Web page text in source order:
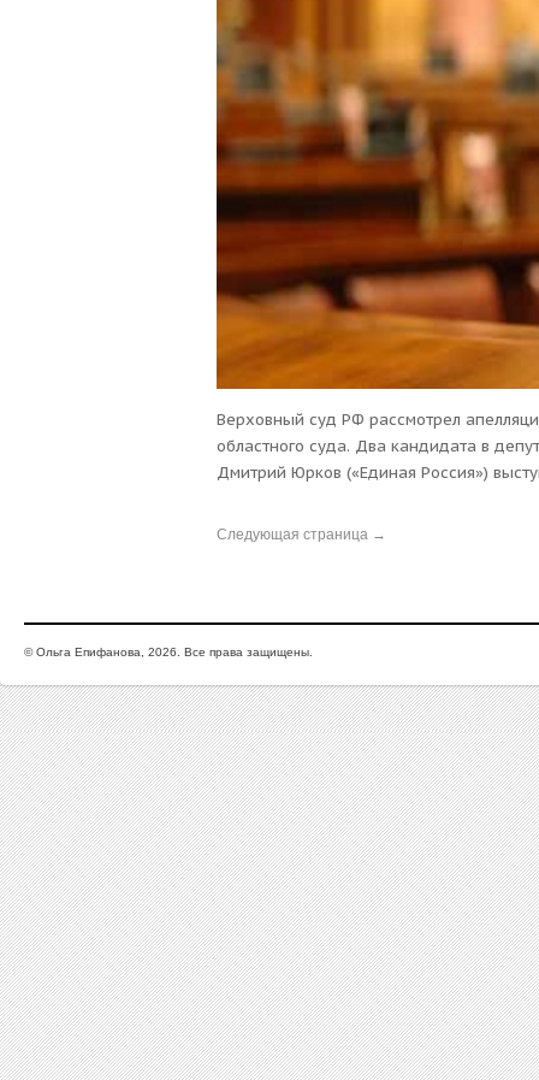
Верховный суд РФ рассмотрел
областного суда. Два кандидата в
Дмитрий Юрков («Единая Россия»)
Архангельский областной суд иск не
Следующая страница →
© Ольга Епифанова, 2026. Все права защищены.